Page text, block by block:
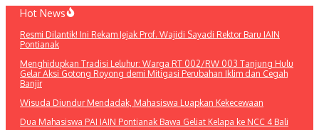
Lewati
konten
Hot News
Resmi Dilantik! Ini Rekam Jejak Prof. Wajidi Sayadi Rektor Baru IAIN
Pontianak
Menghidupkan Tradisi Leluhur: Warga RT 002/RW 003 Tanjung Hulu
Gelar Aksi Gotong Royong demi Mitigasi Perubahan Iklim dan Cegah
Banjir
Wisuda Diundur Mendadak, Mahasiswa Luapkan Kekecewaan
Dua Mahasiswa PAI IAIN Pontianak Bawa Geliat Kelapa ke NCC 4 Bali